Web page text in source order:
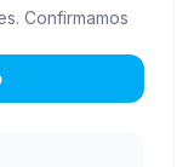
Confirmamos